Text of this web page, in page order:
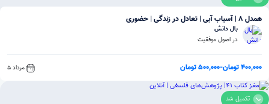
همدل 8 | آسیاب آبی | تعادل در زندگی | حضوری
بال دانش
در اصول موفقیت
400,000 تومان -500,000 تومان مرداد 5
تکمیل شد